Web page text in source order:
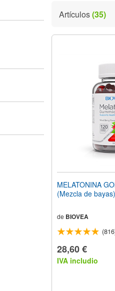
Artículos(35)
MELATONINA
(Mezcla de
de BIOVEA
28,60 €
IVA includio